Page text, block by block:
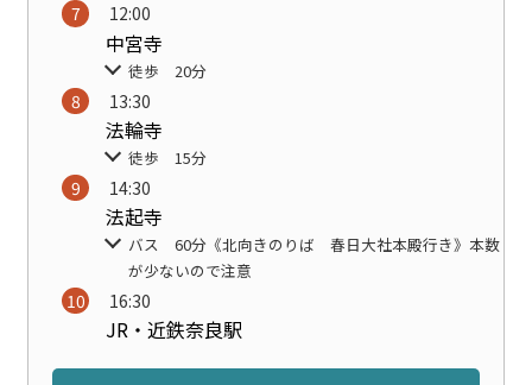
12:00
中宮寺
徒歩 20分
13:30
法輪寺
徒歩 15分
14:30
法起寺
バス 60分《北向きのりば 春日大社本殿行き》本数
が少ないので注意
16:30
JR・近鉄奈良駅